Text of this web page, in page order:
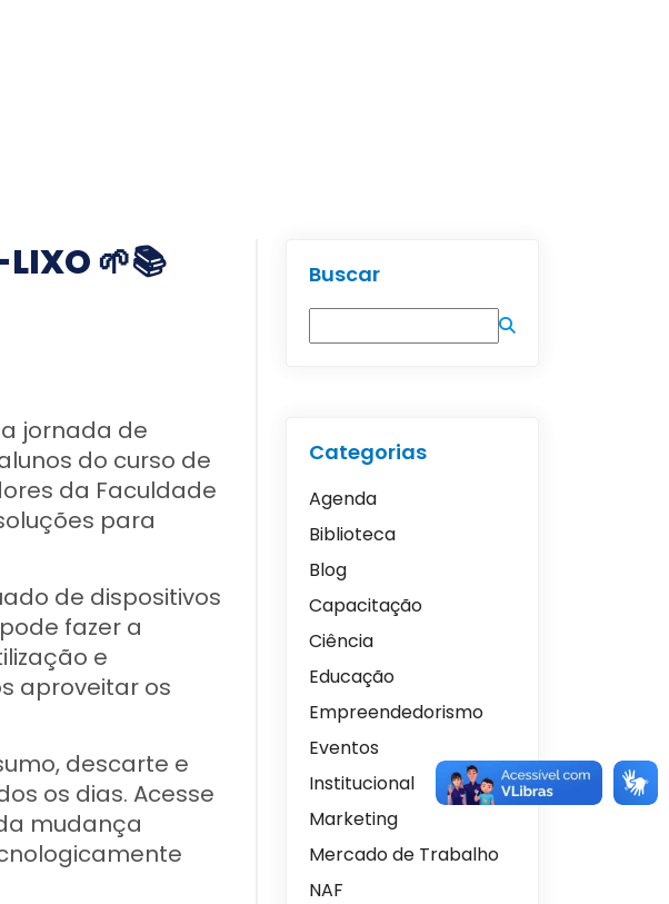
LIXO 🌱📚
jornada de
do curso de
da Faculdade
para
de dispositivos
fazer a
e
aproveitar os
descarte e
os dias. Acesse
mudança
Buscar
Categorias
Agenda
Biblioteca
Blog
Capacitação
Ciência
Educação
Empreendedorismo
Eventos
Institucional
Marketing
Mercado de Trabalho
NAF